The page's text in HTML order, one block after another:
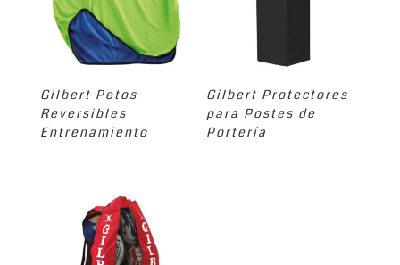
Gilbert Petos
Reversibles
Entrenamiento
Gilbert Protectores
para Postes de
Portería